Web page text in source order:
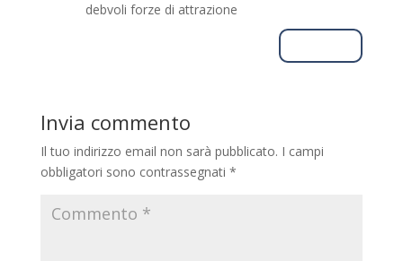
debvoli forze di attrazione
Invia commento
Il tuo indirizzo email non sarà pubblicato. I campi
obbligatori sono contrassegnati *